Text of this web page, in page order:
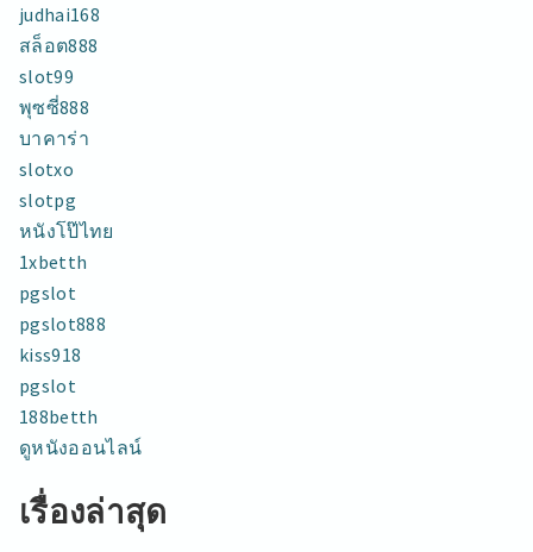
judhai168
สล็อต888
slot99
พุซซี่888
บาคาร่า
slotxo
slotpg
หนังโป๊ไทย
1xbetth
pgslot
pgslot888
kiss918
pgslot
188betth
ดูหนังออนไลน์
เรื่องล่าสุด